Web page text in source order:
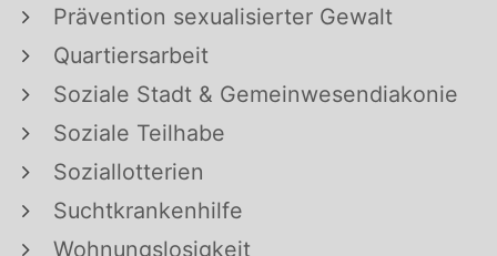
Prävention sexualisierter Gewalt
Quartiersarbeit
Soziale Stadt & Gemeinwesendiakonie
Soziale Teilhabe
Soziallotterien
Suchtkrankenhilfe
Wohnungslosigkeit